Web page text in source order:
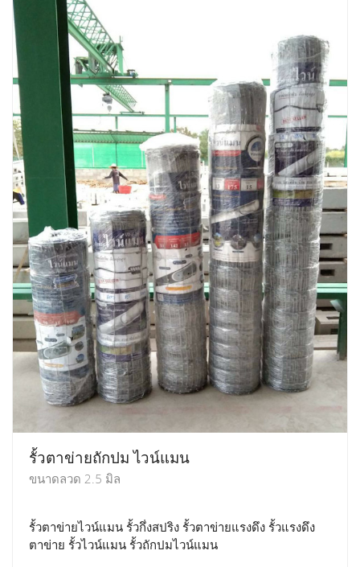
รั้วตาข่ายถักปม ไวน์แมน
ขนาดลวด 2.5 มิล
รั้วตาข่ายไวน์แมน รั้วกึ่งสปริง รั้วตาข่ายแรงดึง รั้วแรงดึง
ตาข่าย รั้วไวน์แมน รั้วถักปมไวน์แมน